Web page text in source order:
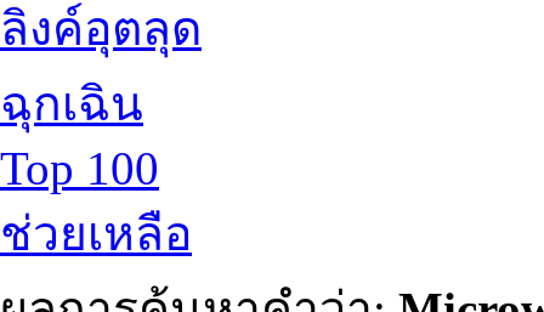
ลิงค์อุตลุด
ฉุกเฉิน
Top 100
ช่วยเหลือ